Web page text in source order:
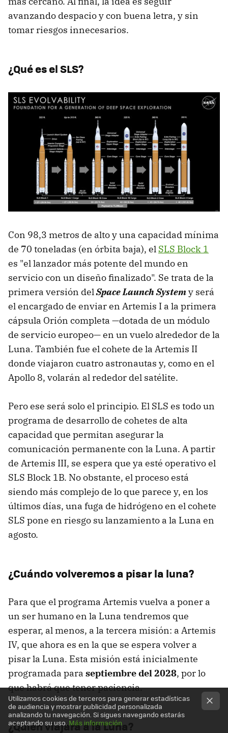
avanzando despacio y con buena letra, y sin
tomar riesgos innecesarios.
¿Qué es el SLS?
Con 98,3 metros de alto y una capacidad mínima
de 70 toneladas (en órbita baja), el SLS Block 1
es "el lanzador más potente del mundo en
servicio con un diseño finalizado". Se trata de la
primera versión delSpace Launch Systemy será
el encargado de enviar en Artemis I a la primera
cápsula Orión completa —dotada de un módulo
de servicio europeo— en un vuelo alrededor de la
Luna. También fue el cohete de la Artemis II
donde viajaron cuatro astronautas y, como en el
Apollo 8, volarán al rededor del satélite.
Pero ese será solo el principio. El SLS es todo un
programa de desarrollo de cohetes de alta
capacidad que permitan asegurar la
comunicación permanente con la Luna. A partir
de Artemis III, se espera que ya esté operativo el
SLS Block 1B. No obstante, el proceso está
siendo más complejo de lo que parece y, en los
últimos días, una fuga de hidrógeno en el cohete
SLS pone en riesgo su lanzamiento a la Luna en
agosto.
¿Cuándo volveremos a pisar la luna?
Para que el programa Artemis vuelva a poner a
un ser humano en la Luna tendremos que
esperar, al menos, a la tercera misión: a Artemis
IV, que ahora es en la que se espera volver a
pisar la Luna. Esta misión está inicialmente
programada para septiembre del 2028, por lo
que habrá que tener paciencia.
¿Quién viajará a la Luna?
Utilizamos cookies de terceros para generar estadísticas
de audiencia y mostrar publicidad personalizada
analizando tu navegación. Si sigues navegando estarás
aceptando su uso. Más información